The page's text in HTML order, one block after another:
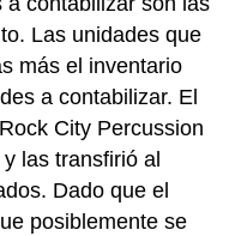
Las unidades que
más el inventario
a contabilizar. El
City Percussion
las transfirió al
Dado que el
posiblemente se